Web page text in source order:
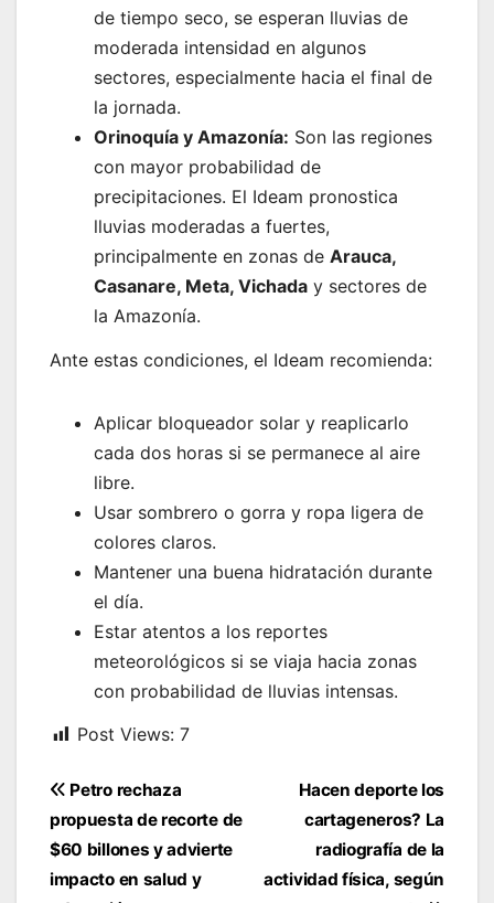
de tiempo seco, se esperan lluvias de
moderada intensidad en algunos
sectores, especialmente hacia el final de
la jornada.
Orinoquía y Amazonía: Son las regiones
con mayor probabilidad de
precipitaciones. El Ideam pronostica
lluvias moderadas a fuertes,
principalmente en zonas de Arauca,
Casanare, Meta, Vichada y sectores de
la Amazonía.
Ante estas condiciones, el Ideam recomienda:
Aplicar bloqueador solar y reaplicarlo
cada dos horas si se permanece al aire
libre.
Usar sombrero o gorra y ropa ligera de
colores claros.
Mantener una buena hidratación durante
el día.
Estar atentos a los reportes
meteorológicos si se viaja hacia zonas
con probabilidad de lluvias intensas.
Post Views: 7
Navegación
de
entradas
Hacen deporte los
cartageneros? La
radiografía de la
actividad física, según
Petro rechaza
propuesta de recorte de
$60 billones y advierte
impacto en salud y